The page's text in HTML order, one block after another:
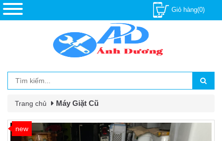
Giỏ hàng(0)
Trang chủ Máy Giặt Cũ
new